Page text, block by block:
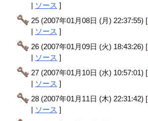
| ソース ]
25 (2007年01月08日 (月) 22:37:55) [
| ソース ]
26 (2007年01月09日 (火) 18:43:26) [
| ソース ]
27 (2007年01月10日 (水) 10:57:01) [
| ソース ]
28 (2007年01月11日 (木) 22:31:42) [
| ソース ]